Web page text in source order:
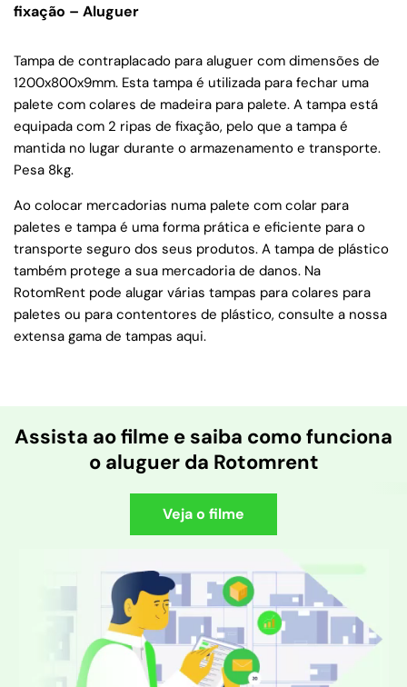
fixação – Aluguer
Tampa de contraplacado para aluguer com dimensões de
1200x800x9mm. Esta tampa é utilizada para fechar uma
palete com colares de madeira para palete. A tampa está
equipada com 2 ripas de fixação, pelo que a tampa é
mantida no lugar durante o armazenamento e transporte.
Pesa 8kg.
Ao colocar mercadorias numa palete com colar para
paletes e tampa é uma forma prática e eficiente para o
transporte seguro dos seus produtos. A tampa de plástico
também protege a sua mercadoria de danos. Na
RotomRent pode alugar várias tampas para colares para
paletes ou para contentores de plástico, consulte a nossa
extensa gama de tampas aqui.
Assista ao filme e saiba como funciona
o aluguer da Rotomrent
Veja o filme